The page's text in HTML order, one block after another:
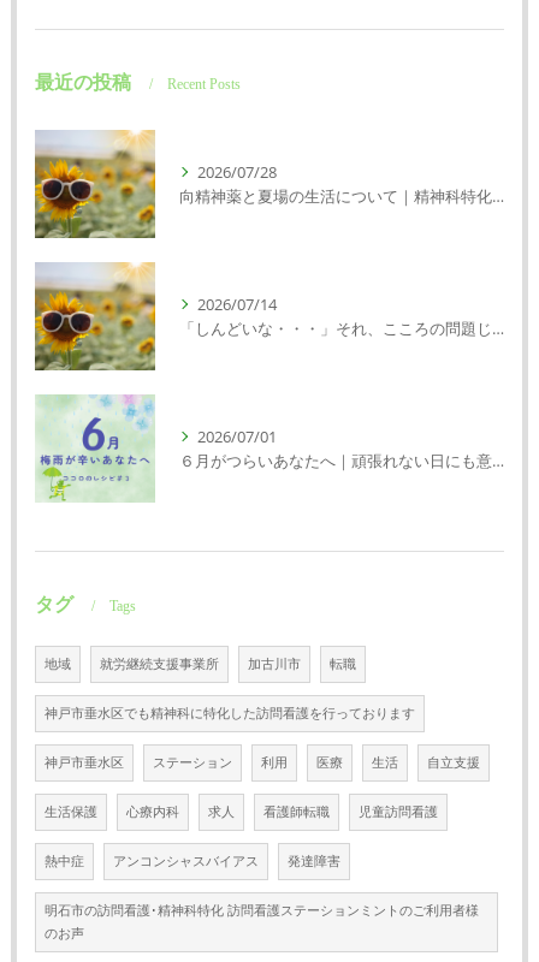
最近の投稿 Recent Posts
2026/07/28
向精神薬と夏場の生活について｜精神科特化訪問看護ミント【明石市・神戸市垂水区・神戸市西区】
2026/07/14
「しんどいな・・・」それ、こころの問題じゃないかもしれません｜精神科特化訪問看護ミント【明石市・神戸市西区・垂水区】
2026/07/01
６月がつらいあなたへ｜頑張れない日にも意味がある
タグ Tags
地域 就労継続支援事業所 加古川市 転職
神戸市垂水区でも精神科に特化した訪問看護を行っております
神戸市垂水区 ステーション 利用 医療 生活 自立支援
生活保護 心療内科 求人 看護師転職 児童訪問看護
熱中症 アンコンシャスバイアス 発達障害
明石市の訪問看護･精神科特化 訪問看護ステーションミントのご利用者様
のお声